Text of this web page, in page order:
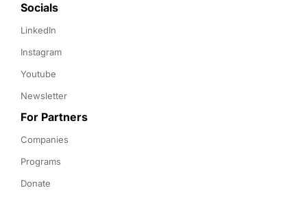
Socials
LinkedIn
Instagram
Youtube
Newsletter
For Partners
Companies
Programs
Donate